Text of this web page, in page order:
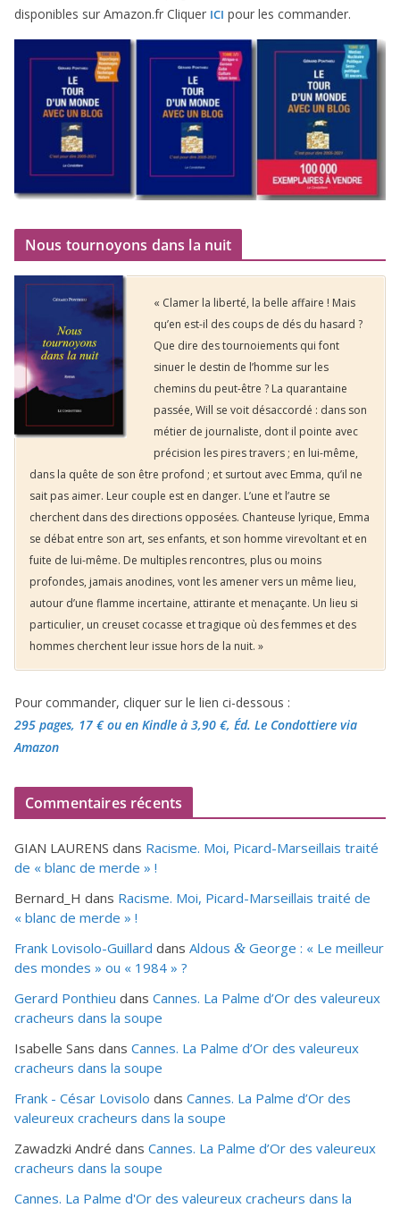
dis­po­nibles sur Amazon​.fr Cliquer ICI pour les commander.
Nous tournoyons dans la nuit
« Clamer la liberté, la belle affaire ! Mais
qu’en est-il des coups de dés du hasard ?
Que dire des tournoiements qui font
sinuer le destin de l’homme sur les
chemins du peut-être ? La quarantaine
passée, Will se voit désaccordé : dans son
métier de journaliste, dont il pointe avec
précision les pires travers ; en lui-même,
dans la quête de son être profond ; et surtout avec Emma, qu’il ne
sait pas aimer. Leur couple est en danger. L’une et l’autre se
cherchent dans des directions opposées. Chanteuse lyrique, Emma
se débat entre son art, ses enfants, et son homme virevoltant et en
fuite de lui-même. De multiples rencontres, plus ou moins
profondes, jamais anodines, vont les amener vers un même lieu,
autour d’une flamme incertaine, attirante et menaçante. Un lieu si
particulier, un creuset cocasse et tragique où des femmes et des
hommes cherchent leur issue hors de la nuit. »
Pour commander, cliquer sur le lien ci-dessous :
295 pages, 17 €ou en Kindle à 3,90 €, Éd. Le Condottiere via
Amazon
Commentaires récents
GIAN LAURENS dans Racisme. Moi, Picard-Marseillais traité
de « blanc de merde » !
Bernard_H dans Racisme. Moi, Picard-Marseillais traité de
« blanc de merde » !
Frank Lovisolo-Guillard dans Aldous & George : « Le meilleur
des mondes » ou « 1984 » ?
Gerard Ponthieu dans Cannes. La Palme d’Or des valeureux
cracheurs dans la soupe
Isabelle Sans dans Cannes. La Palme d’Or des valeureux
cracheurs dans la soupe
Frank - César Lovisolo dans Cannes. La Palme d’Or des
valeureux cracheurs dans la soupe
Zawadzki André dans Cannes. La Palme d’Or des valeureux
cracheurs dans la soupe
Cannes. La Palme d'Or des valeureux cracheurs dans la